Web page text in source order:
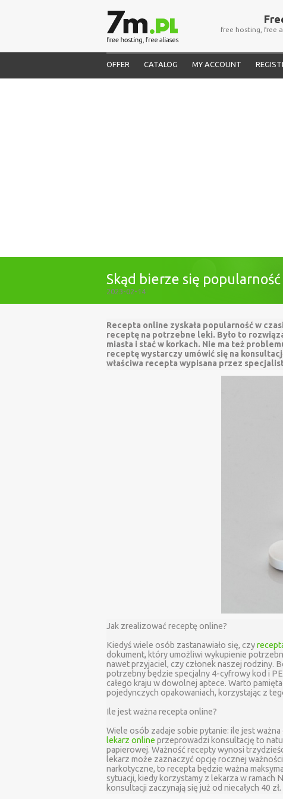
free hosting, free
OFFER CATALOG MY ACCOUNT
Skąd bierze się
2023-02-14
Recepta online zyskała popularność w
receptę na potrzebne leki. Było to
miasta i stać w korkach. Nie ma też
receptę wystarczy umówić się na
właściwa recepta wypisana przez
Jak zrealizować receptę online?
Kiedyś wiele osób zastanawiało się, czy
dokument, który umożliwi wykupienie
nawet przyjaciel, czy członek naszej rodziny.
potrzebny będzie specjalny 4-cyfrowy kod i
całego kraju w dowolnej aptece. Warto
pojedynczych opakowaniach, korzystając z
Ile jest ważna recepta online?
Wiele osób zadaje sobie pytanie: ile jest
lekarz online przeprowadzi konsultację to
papierowej. Ważność recepty wynosi
lekarz może zaznaczyć opcję rocznej
narkotyczne, to recepta będzie ważna
sytuacji, kiedy korzystamy z lekarza w
konsultacji zaczynają się już od niecałych 40 zł.